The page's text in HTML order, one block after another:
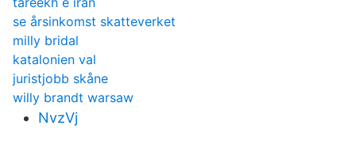
se årsinkomst skatteverket
milly bridal
katalonien val
juristjobb skåne
willy brandt warsaw
NvzVj